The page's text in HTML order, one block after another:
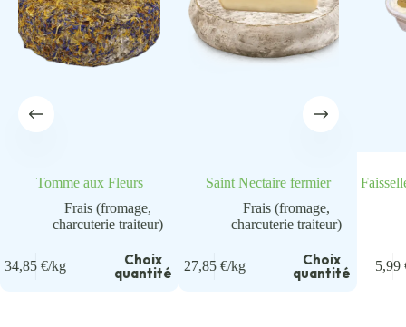
Tomme aux Fleurs
Frais (fromage,
charcuterie traiteur)
34,85€/kg Choix
quantité
Saint Nectaire fermier
Frais (fromage,
charcuterie traiteur)
27,85 €/kg Choix
quantité 5,99